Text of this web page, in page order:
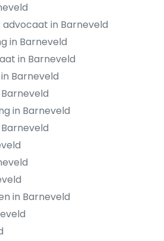
in Barneveld
in Barneveld
in Barneveld
Barneveld
in Barneveld
in Barneveld